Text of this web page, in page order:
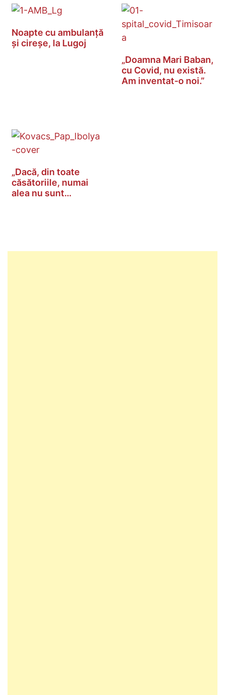
Noapte cu ambulanță
și cireșe, la Lugoj
„Doamna Mari Baban,
cu Covid, nu există.
Am inventat-o noi.”
„Dacă, din toate
căsătoriile, numai
alea nu sunt…